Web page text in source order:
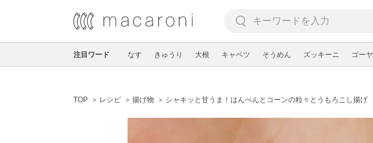
注目ワード なす きゅうり 大根 キャベツ そうめん ズッキーニ ゴーヤ
TOP レシピ 揚げ物 シャキッと甘うま！はんぺんとコーンの粒々とうもろこし揚げ